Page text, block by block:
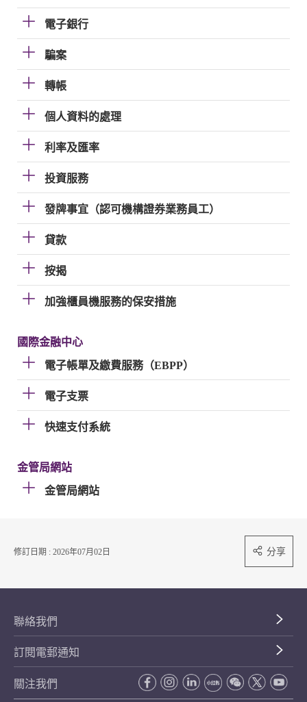
電子銀行
騙案
轉帳
個人資料的處理
利率及匯率
投資服務
發牌事宜（認可機構證券業務員工）
貸款
按揭
加強櫃員機服務的保安措施
國際金融中心
電子帳單及繳費服務（EBPP）
電子支票
快速支付系統
金管局網站
金管局網站
修訂日期 : 2026年07月02日 分享
聯絡我們
訂閱電郵通知
關注我們